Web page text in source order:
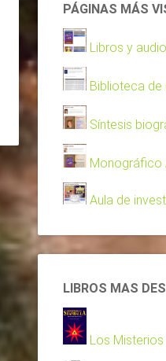
PÁGINAS MÁS
Libros y
Biblioteca
Síntesis
Monográfico
Aula de
LIBROS MAS
Los